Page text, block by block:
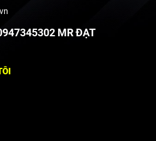
MR ĐẠT